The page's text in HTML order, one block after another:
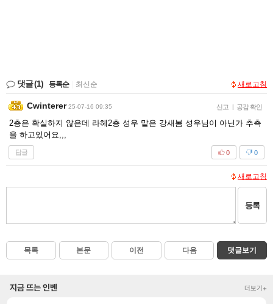
댓글(1) 등록순 최신순 새로고침
Cwinterer 25-07-16 09:35 신고 | 공감 확인
2층은 확실하지 않은데 라헤2층 성우 맡은 강새봄 성우님이 아닌가 추측
을 하고있어요,,,
답글 0
0
새로고침
등록
목록 본문 이전 다음 댓글보기
지금 뜨는 인벤 더보기+